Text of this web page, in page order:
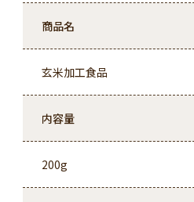
商品名
玄米加工食品
内容量
200g